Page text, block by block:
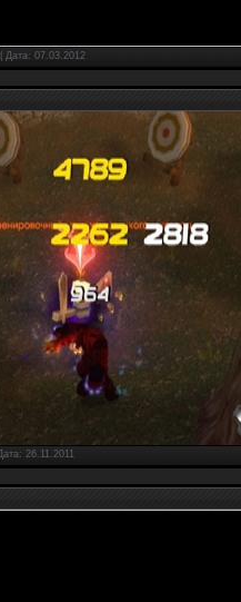
| Дата: 07.03.2012
26.11.2011